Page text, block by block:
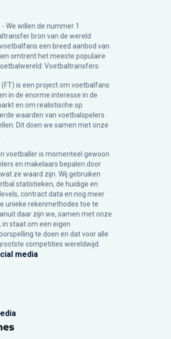
We willen de nummer 1
bron van de wereld
een breed aanbod van
omtrent het meeste populaire
Voetbaltransfers.
is een project om voetbalfans
in de enorme interesse in de
en om realistische op
waarden van voetbalspelers
Dit doen we samen met onze
voetballer is momenteel gewoon
en makelaars bepalen door
ze waard zijn. Wij gebruiken
statistieken, de huidige en
contract data en nog meer
unieke rekenmethodes toe te
daar zijn we, samen met onze
staat om een eigen
te doen en dat voor alle
competities wereldwijd.
media